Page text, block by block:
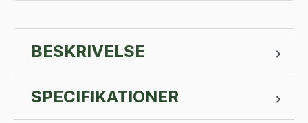
BESKRIVELSE
SPECIFIKATIONER